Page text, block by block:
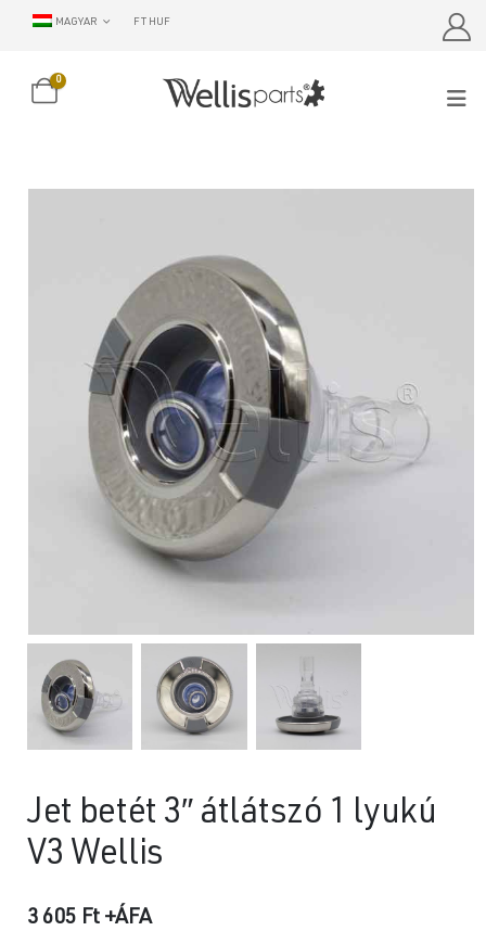
MAGYAR FT HUF
0
Jet betét 3″ átlátszó 1 lyukú
V3 Wellis
3 605 Ft+ÁFA